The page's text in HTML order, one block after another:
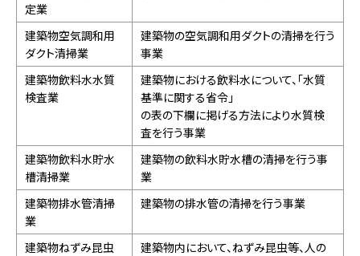
定業
建築物空気調和用
ダクト清掃業
建築物の空気調和用ダクトの清掃を行う
事業
建築物飲料水水質
検査業
建築物における飲料水について、「水質
基準に関する省令」
の表の下欄に掲げる方法により水質検
査を行う事業
建築物飲料水貯水
槽清掃業
建築物の飲料水貯水槽の清掃を行う事
業
建築物排水管清掃
業
建築物の排水管の清掃を行う事業
建築物ねずみ昆虫
建築物内において、ねずみ昆虫等、人の